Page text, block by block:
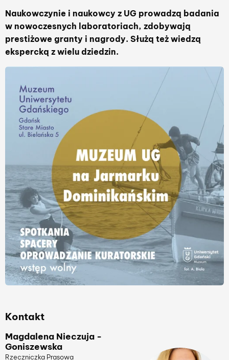
Naukowczynie i naukowcy z UG prowadzą badania
w nowoczesnych laboratoriach, zdobywają
prestiżowe granty i nagrody. Służą też wiedzą
ekspercką z wielu dziedzin.
Kontakt
Magdalena Nieczuja -
Goniszewska
Rzeczniczka Prasowa